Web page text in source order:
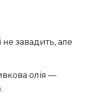
не завадить, але
олія —